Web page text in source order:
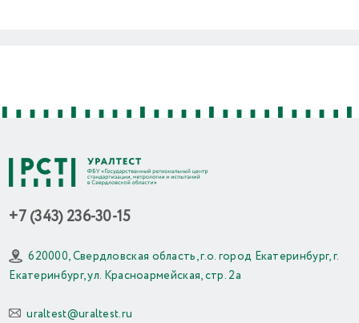
+7 (343) 236-30-15
620000, Свердловская область, г.о. город Екатеринбург, г.
Екатеринбург, ул. Красноармейская, стр. 2а
uraltest@uraltest.ru